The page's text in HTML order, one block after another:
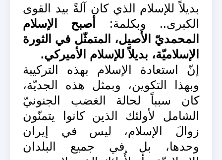
بديلاً للإسلام الذي كان آلةً بيد القوى
الكبرى.. وبكلمة:
أصبح الإسلام
المحمديّ الأصيل، المتمثّل في الثورة
الإسلاميّة، بديلاً للإسلام الأميركي.
إنّ استعادة الإسلام بهذه التركيبة
وبهذا التكوين، وبمثل هذه الجديّة،
كان سبباً لحالة الغضب الجنونيّ
الشامل لأولئك الذين كانوا يتمنّون
زوالَ الإسلام، ليس في إيران
وحدها، بل في جميع البلدان